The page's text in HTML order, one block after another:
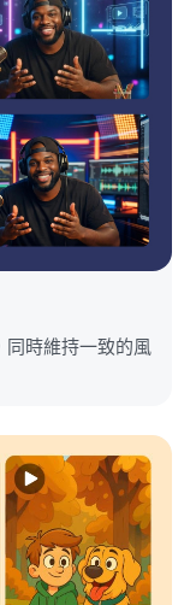
同時維持一致的風